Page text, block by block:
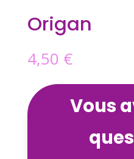
Origan
4,50 €
Vous